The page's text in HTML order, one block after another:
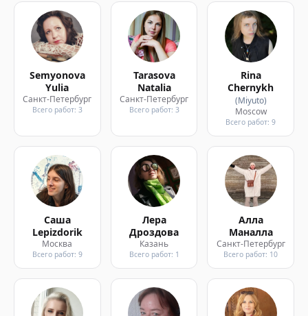
Semyonova
Yulia
Санкт-Петербург
Всего работ: 3
Tarasova
Natalia
Санкт-Петербург
Всего работ: 3
Rina
Chernykh
(Miyuto)
Moscow
Всего работ: 9
Саша
Lepizdorik
Москва
Всего работ: 9
Лера
Дроздова
Казань
Всего работ: 1
Алла
Маналла
Санкт-Петербург
Всего работ: 10